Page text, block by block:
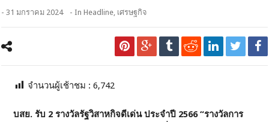
- 31 มกราคม 2024 - InHeadline, เศรษฐกิจ
จำนวนผู้เช้าชม :6,742
บสย. รับ 2 รางวัลรัฐวิสาหกิจดีเด่น ประจำปี 2566 “รางวัลการ